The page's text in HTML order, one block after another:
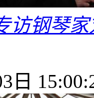
访钢琴
日